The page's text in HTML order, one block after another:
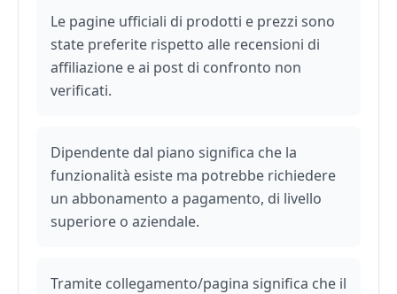
Le pagine ufficiali di prodotti e prezzi sono
state preferite rispetto alle recensioni di
affiliazione e ai post di confronto non
verificati.
Dipendente dal piano significa che la
funzionalità esiste ma potrebbe richiedere
un abbonamento a pagamento, di livello
superiore o aziendale.
Tramite collegamento/pagina significa che il